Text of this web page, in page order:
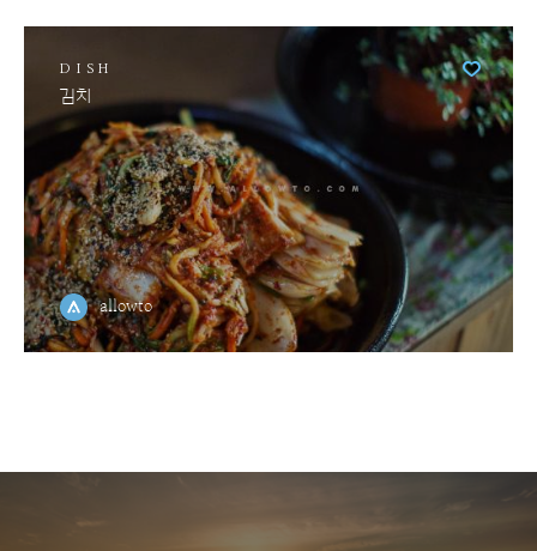
DISH
김치
allowto